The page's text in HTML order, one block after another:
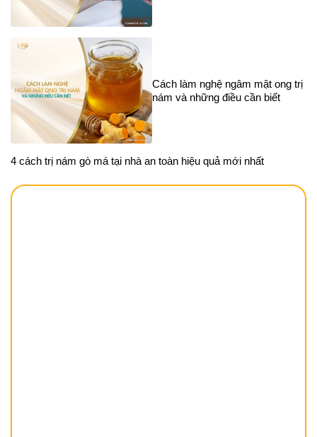
Cách làm nghệ ngâm mật ong trị
nám và những điều cần biết
4 cách trị nám gò má tại nhà an toàn hiệu quả mới nhất